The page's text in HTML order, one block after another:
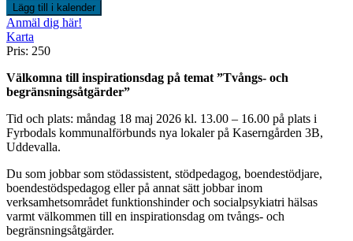
Lägg till i kalender
Anmäl dig här!
Karta
Pris: 250
Välkomna till inspirationsdag på temat ”Tvångs- och
begränsningsåtgärder”
Tid och plats: måndag 18 maj 2026 kl. 13.00 – 16.00 på plats i
Fyrbodals kommunalförbunds nya lokaler på Kaserngården 3B,
Uddevalla.
Du som jobbar som stödassistent, stödpedagog, boendestödjare,
boendestödspedagog eller på annat sätt jobbar inom
verksamhetsområdet funktionshinder och socialpsykiatri hälsas
varmt välkommen till en inspirationsdag om tvångs- och
begränsningsåtgärder.